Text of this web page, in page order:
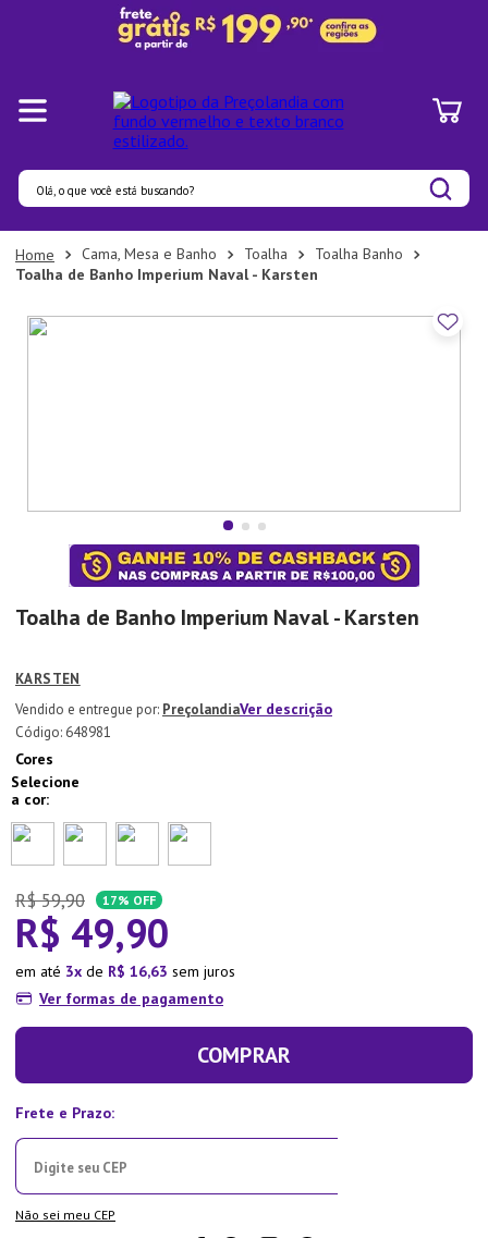
Olá, o que você está buscando?
Cama, Mesa e Banho Toalha
Toalha Banho
Toalha de Banho Imperium Naval - Karsten
Toalha de Banho Imperium Naval - Karsten
KARSTEN
PreçolandiaVer descrição
: 648981
Cores
R$ 59,90 17% OFF
R$ 49,90
em até 3 de R$ 16,63 sem juros
Ver formas de pagamento
COMPRAR
Não sei meu CEP
Termos mais buscados
1º
Panelas
2º
Pratos
7º
Aparelho Jantar
Xicara
Tapete
10º Lixeira